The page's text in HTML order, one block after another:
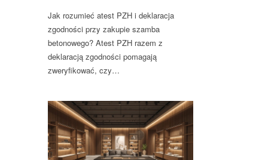
Jak rozumieć atest PZH i deklaracja
zgodności przy zakupie szamba
betonowego? Atest PZH razem z
deklaracją zgodności pomagają
zweryfikować, czy…